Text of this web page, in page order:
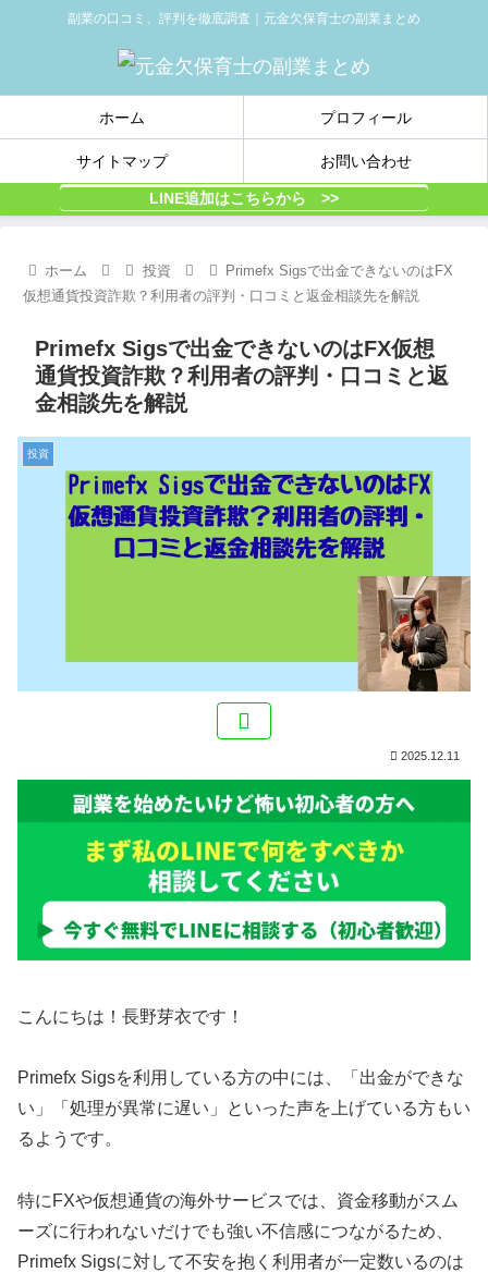
副業の口コミ、評判を徹底調査｜元金欠保育士の副業まとめ
ホーム プロフィール
サイトマップ お問い合わせ
LINE追加はこちらから >>
ホーム 投資
Primefx Sigsで出金できないのはFX
仮想通貨投資詐欺？利用者の評判・口コミと返金相談先を解説
Primefx Sigsで出金できないのはFX仮想
通貨投資詐欺？利用者の評判・口コミと返
金相談先を解説
投資
2025.12.11
こんにちは！長野芽衣です！
Primefx Sigsを利用している方の中には、「出金ができな
い」「処理が異常に遅い」といった声を上げている方もい
るようです。
特にFXや仮想通貨の海外サービスでは、資金移動がスム
ーズに行われないだけでも強い不信感につながるため、
Primefx Sigsに対して不安を抱く利用者が一定数いるのは